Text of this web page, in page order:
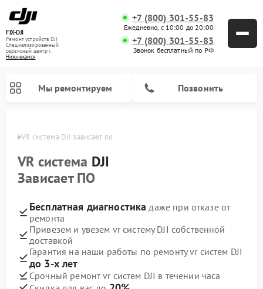
FIX-DJI
Ремонт устройств DJI
Специализированный
cервисный центр г.
Нижнекамск
+7 (800) 301-55-83
Ежедневно, с 10:00 до 20:00
+7 (800) 301-55-83
Звонок бесплатный по РФ
Мы ремонтируем Позвонить
VR система DJI зависает по
VR система DJI
Зависает ПО
Бесплатная диагностика даже при отказе от
ремонта
Привезем и увезем vr систему DJI собственной
доставкой
Гарантия на наши работы по ремонту vr систем DJI
до 3-х лет
Срочный ремонт vr систем DJI в течении часа